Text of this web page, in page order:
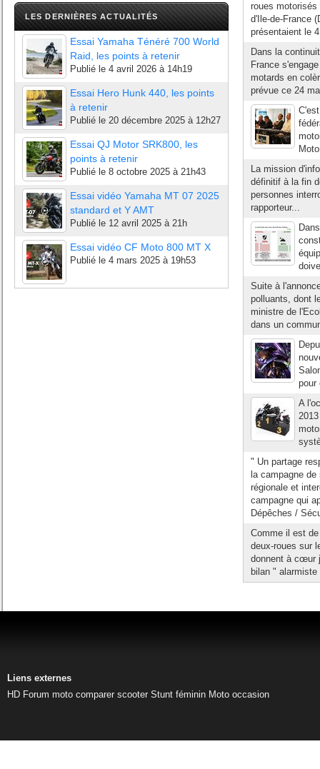
LES DERNIÈRES ACTUALITÉS
Essai Yamaha Ténéré 700 World
Raid, les points à retenir
Publié le 4 avril 2026 à 14h19
Essai Hero Hunk 440, les points
à retenir
Publié le 20 décembre 2025 à 12h27
Essai QJ Motor SRK800, les
points à retenir
Publié le 8 octobre 2025 à 21h43
Essai vidéo Yamaha MT 07 2025
standard et Y AMT
Publié le 12 avril 2025 à 21h
Essai vidéo CF Moto 800 MT X
Publié le 4 mars 2025 à 19h53
roues
d'Ile-de-France
présentaient le
Dans la
France
motards en
prévue ce 24
La mission
définitif à la fin
personnes
rapporteur...
Suite à
polluants, dont
ministre de
dans un
pour
A
" Un partage
la campagne
régionale et
campagne qui
Dépêches /
Comme il est
deux-roues sur
donnent à cœur
bilan "
Liens externes
HD Forum moto comparer scooter Stunt féminin Moto occasion